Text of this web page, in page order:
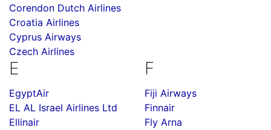
Corendon Dutch Airlines
Croatia Airlines
Cyprus Airways
Czech Airlines
E
EgyptAir
EL AL Israel Airlines Ltd
Ellinair
F
Fiji Airways
Finnair
Fly Arna